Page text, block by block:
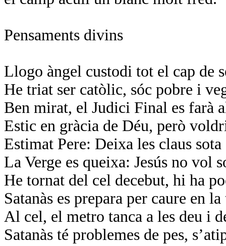
Pensaments divins
Llogo àngel custodi tot el cap de
He triat ser catòlic, sóc pobre i
Ben mirat, el Judici Final es farà
Estic en gràcia de Déu, però
Estimat Pere: Deixa les claus
La Verge es queixa: Jesús no vol
He tornat del cel decebut, hi ha
Satanàs es prepara per caure en
Al cel, el metro tanca a les deu i
Satanàs té problemes de pes,